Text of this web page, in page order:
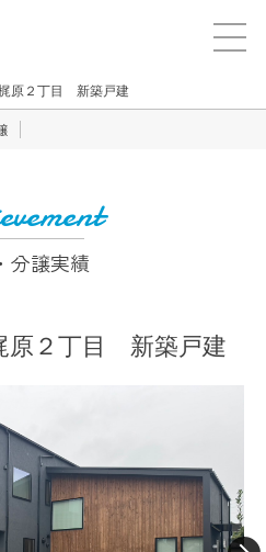
原２丁目 新築戸建
分譲実績
原２丁目 新築戸建